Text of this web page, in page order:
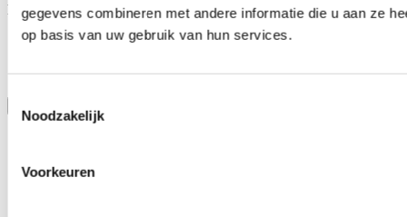
gegevens combineren met andere informatie die u aan ze
op basis van uw gebruik van hun services.
Toestemmingsselectie
Noodzakelijk
Voorkeuren
Features:
Replacement gasket for Honda K-Series throttle bodies
Designed for multi bolt pattern throttle bodies
Stel een vraag over dit product
E-mail*